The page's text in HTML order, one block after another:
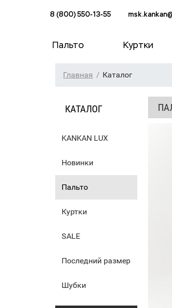
8 (800) 550-13-55
Пальто Куртки
Главная Каталог
КАТАЛОГ
KANKAN LUX
Новинки
Пальто
Куртки
SALE
Последний размер
Шубки